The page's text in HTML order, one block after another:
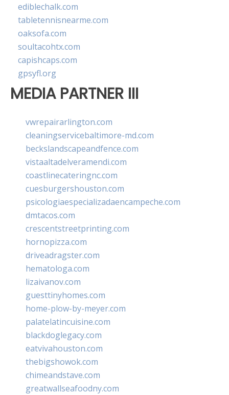
ediblechalk.com
tabletennisnearme.com
oaksofa.com
soultacohtx.com
capishcaps.com
gpsyfl.org
MEDIA PARTNER III
vwrepairarlington.com
cleaningservicebaltimore-md.com
beckslandscapeandfence.com
vistaaltadelveramendi.com
coastlinecateringnc.com
cuesburgershouston.com
psicologiaespecializadaencampeche.com
dmtacos.com
crescentstreetprinting.com
hornopizza.com
driveadragster.com
hematologa.com
lizaivanov.com
guesttinyhomes.com
home-plow-by-meyer.com
palatelatincuisine.com
blackdoglegacy.com
eatvivahouston.com
thebigshowok.com
chimeandstave.com
greatwallseafoodny.com